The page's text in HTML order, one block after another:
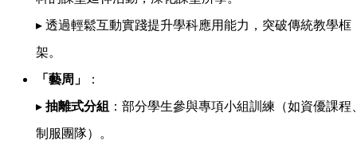
▸ 透過輕鬆互動實踐提升學科應用能力，突破傳統教學框
架。
「藝周」
：
▸ 抽離式分組 ：部分學生參與專項小組訓練（如資優課程
制服團隊）。